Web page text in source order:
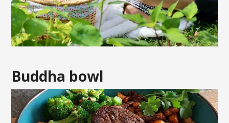
Buddha bowl